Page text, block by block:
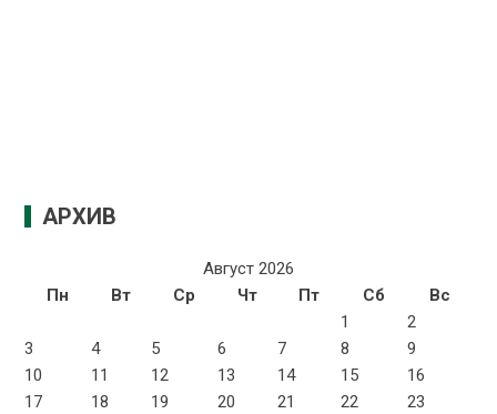
АРХИВ
Август 2026
Пн
Вт Ср Чт Пт Сб
Вс
1
2
3
4 5 6 7 8
9
10
11 12 13 14 15
16
17
18 19 20 21 22
23